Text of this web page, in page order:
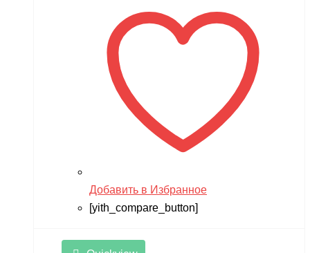
Добавить в Избранное
[yith_compare_button]